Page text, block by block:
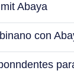
Abaya
con